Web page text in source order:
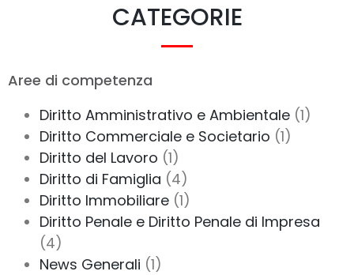
CATEGORIE
Aree di competenza
Diritto Amministrativo e Ambientale (1)
Diritto Commerciale e Societario (1)
Diritto del Lavoro (1)
Diritto di Famiglia (4)
Diritto Immobiliare (1)
Diritto Penale e Diritto Penale di Impresa
(4)
News Generali (1)